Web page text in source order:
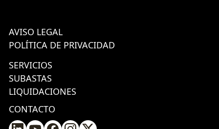
AVISO LEGAL
POLÍTICA DE PRIVACIDAD
SERVICIOS
SUBASTAS
LIQUIDACIONES
CONTACTO